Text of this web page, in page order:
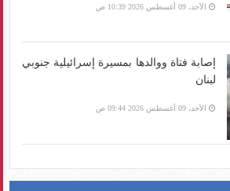
الأحد، 09 أغسطس 2026 10:39 ص
إصابة فتاة ووالدها بمسيرة إسرائيلية جنوبي
لبنان
الأحد، 09 أغسطس 2026 09:44 ص